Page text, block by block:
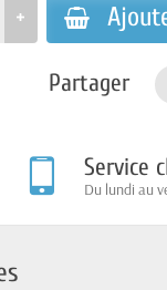
Partager
Service
Du lundi au